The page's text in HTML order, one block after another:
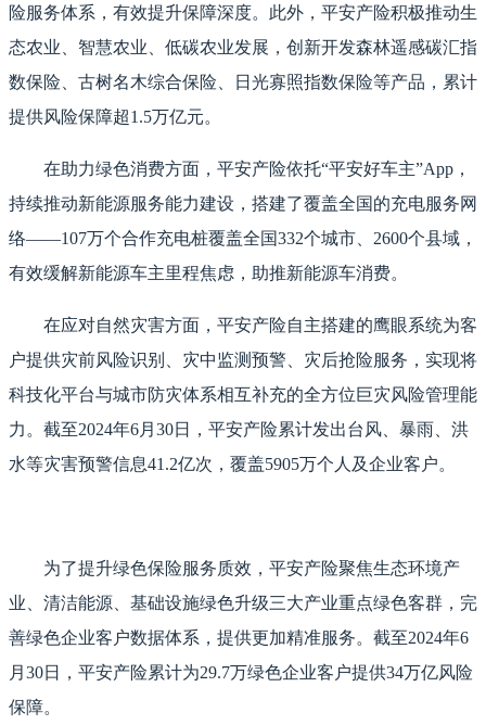
险服务体系，有效提升保障深度。此外，平安产险积极推动生
态农业、智慧农业、低碳农业发展，创新开发森林遥感碳汇指
数保险、古树名木综合保险、日光寡照指数保险等产品，累计
提供风险保障超1.5万亿元。
在助力绿色消费方面，平安产险依托“平安好车主”App，
持续推动新能源服务能力建设，搭建了覆盖全国的充电服务网
络——107万个合作充电桩覆盖全国332个城市、2600个县域，
有效缓解新能源车主里程焦虑，助推新能源车消费。
在应对自然灾害方面，平安产险自主搭建的鹰眼系统为客
户提供灾前风险识别、灾中监测预警、灾后抢险服务，实现将
科技化平台与城市防灾体系相互补充的全方位巨灾风险管理能
力。截至2024年6月30日，平安产险累计发出台风、暴雨、洪
水等灾害预警信息41.2亿次，覆盖5905万个人及企业客户。
为了提升绿色保险服务质效，平安产险聚焦生态环境产
业、清洁能源、基础设施绿色升级三大产业重点绿色客群，完
善绿色企业客户数据体系，提供更加精准服务。截至2024年6
月30日，平安产险累计为29.7万绿色企业客户提供34万亿风险
保障。